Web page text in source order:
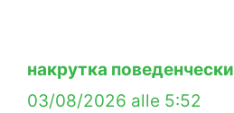
накрутка
03/08/2026 alle 5:52